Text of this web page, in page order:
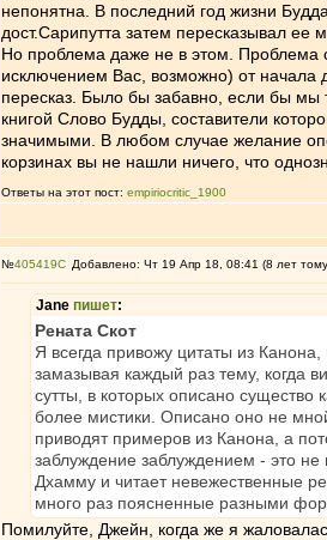
непонятна. В последний год жизни
дост.Сарипутта затем пересказывал
Но проблема даже не в этом. Проблема
исключением Вас, возможно) от начала
пересказ. Было бы забавно, если бы мы
книгой Слово Будды, составители
значимыми. В любом случае желание
корзинах вы не нашли ничего, что
Ответы на этот пост: empiriocritic_1900
№405419 Добавлено: Чт 19 Апр 18, 08:41 (8 лет
Jane пишет:
Рената Скот
Я всегда привожу цитаты из
замазывая каждый раз тему, когда
сутты, в которых описано существо
более мистики. Описано оно не
приводят примеров из Канона, а
заблуждение заблуждением - это не
Дхамму и читает невежественные
много раз поясненные разными
Помилуйте, Джейн, когда же я